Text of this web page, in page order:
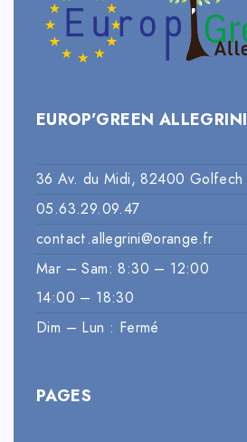
EUROP’GREEN ALLEGRINI
36 Av. du Midi, 82400 Golfech
05.63.29.09.47
contact.allegrini@orange.fr
Mar – Sam: 8:30 – 12:00
14:00 – 18:30
Dim – Lun : Fermé
PAGES